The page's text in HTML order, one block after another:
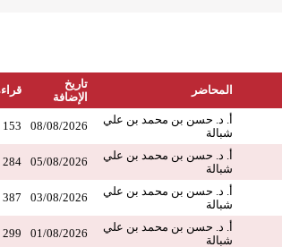
المحاضر
تاريخ
الإضافة
أ. د. حسن بن محمد بن علي
شبالة
08/08/2026
153
أ. د. حسن بن محمد بن علي
شبالة
05/08/2026
284
أ. د. حسن بن محمد بن علي
شبالة
03/08/2026
387
أ. د. حسن بن محمد بن علي
شبالة
01/08/2026
299